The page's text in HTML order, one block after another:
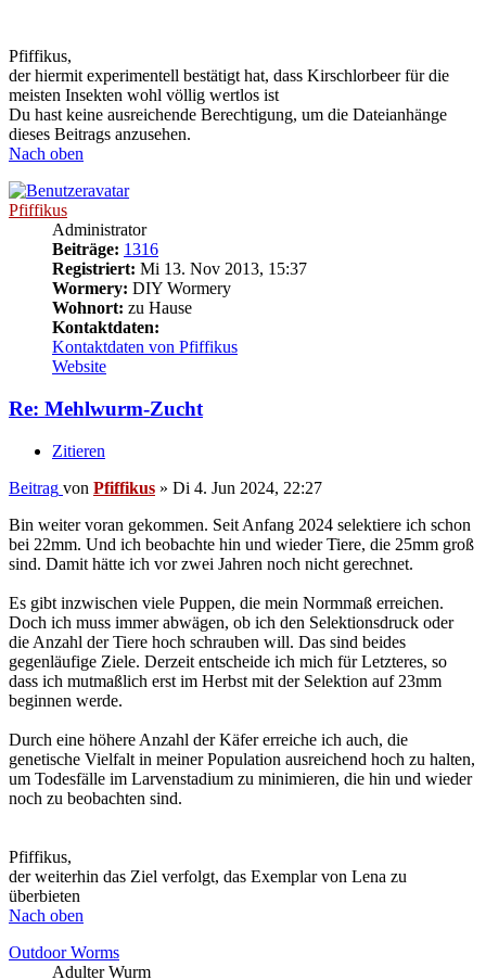
Pfiffikus,
der hiermit experimentell bestätigt hat, dass Kirschlorbeer für die
meisten Insekten wohl völlig wertlos ist
Du hast keine ausreichende Berechtigung, um die Dateianhänge
dieses Beitrags anzusehen.
Nach oben
Pfiffikus
Administrator
Beiträge: 1316
Registriert: Mi 13. Nov 2013, 15:37
Wormery: DIY Wormery
Wohnort: zu Hause
Kontaktdaten:
Kontaktdaten von Pfiffikus
Website
Re: Mehlwurm-Zucht
Zitieren
Beitrag von Pfiffikus » Di 4. Jun 2024, 22:27
Bin weiter voran gekommen. Seit Anfang 2024 selektiere ich schon
bei 22mm. Und ich beobachte hin und wieder Tiere, die 25mm groß
sind. Damit hätte ich vor zwei Jahren noch nicht gerechnet.
Es gibt inzwischen viele Puppen, die mein Normmaß erreichen.
Doch ich muss immer abwägen, ob ich den Selektionsdruck oder
die Anzahl der Tiere hoch schrauben will. Das sind beides
gegenläufige Ziele. Derzeit entscheide ich mich für Letzteres, so
dass ich mutmaßlich erst im Herbst mit der Selektion auf 23mm
beginnen werde.
Durch eine höhere Anzahl der Käfer erreiche ich auch, die
genetische Vielfalt in meiner Population ausreichend hoch zu halten,
um Todesfälle im Larvenstadium zu minimieren, die hin und wieder
noch zu beobachten sind.
Pfiffikus,
der weiterhin das Ziel verfolgt, das Exemplar von Lena zu
überbieten
Nach oben
Outdoor Worms
Adulter Wurm